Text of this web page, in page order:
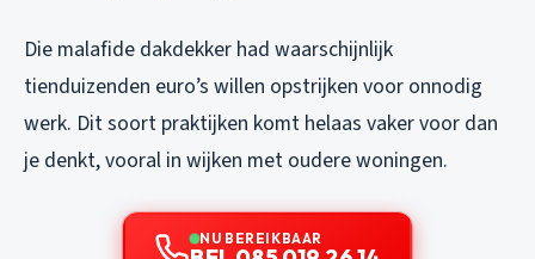
Die malafide dakdekker had waarschijnlijk
tienduizenden euro’s willen opstrijken voor onnodig
werk. Dit soort praktijken komt helaas vaker voor dan
je denkt, vooral in wijken met oudere woningen.
NU BEREIKBAAR